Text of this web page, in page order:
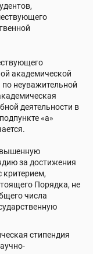
академической
по неуважительной
деятельности в
«а»
за достижения
критерием,
Порядка, не
числа
стипендия